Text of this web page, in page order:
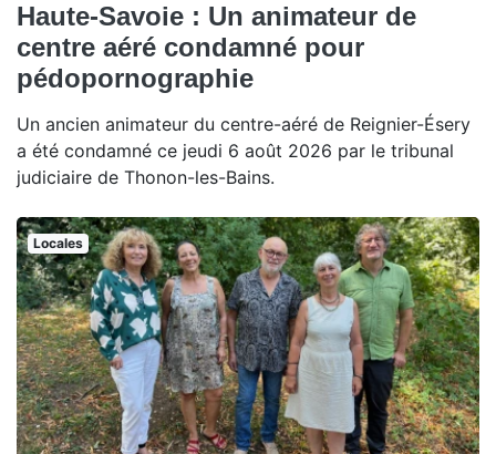
Haute-Savoie : Un animateur de
centre aéré condamné pour
pédopornographie
Un ancien animateur du centre-aéré de Reignier-Ésery
a été condamné ce jeudi 6 août 2026 par le tribunal
judiciaire de Thonon-les-Bains.
Locales